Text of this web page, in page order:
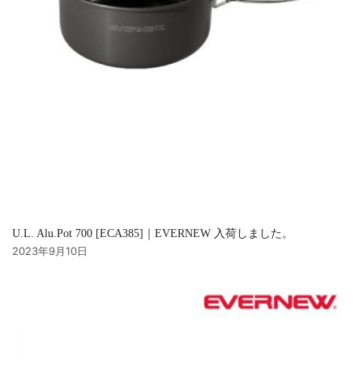
U.L. Alu.Pot 700 [ECA385]｜EVERNEW 入荷しました。
2023年9月10日